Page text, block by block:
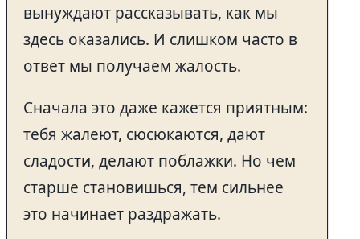
вынуждают рассказывать, как мы
здесь оказались. И слишком часто в
ответ мы получаем жалость.
Сначала это даже кажется приятным:
тебя жалеют, сюсюкаются, дают
сладости, делают поблажки. Но чем
старше становишься, тем сильнее
это начинает раздражать.